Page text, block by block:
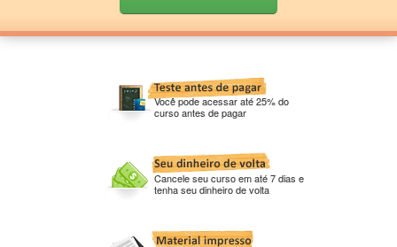
Você pode acessar até 25% do
curso antes de pagar
Cancele seu curso em até 7 dias e
tenha seu dinheiro de volta